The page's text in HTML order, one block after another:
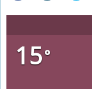
15°